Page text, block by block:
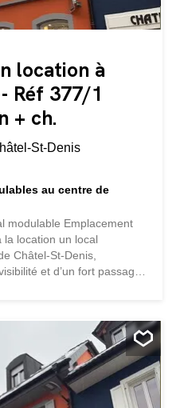
location à
Réf 377/1
+ ch.
St-Denis
au centre de
modulable Emplacement
la location un local
Châtel-St-Denis,
et d’un fort passage.
selon les besoins
pour accueillir un centre de
de sanitaires avec
séparés pour hommes
le 2ème étage. Les
actuel mais des